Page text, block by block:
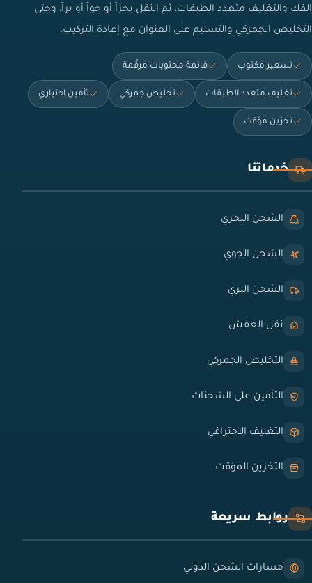
الفك والتغليف متعدد الطبقات، ثم النقل بحراً أو جواً أو براً، وحتى
التخليص الجمركي والتسليم على العنوان مع إعادة التركيب.
تسعير مكتوب قائمة محتويات مرقّمة
تغليف متعدد الطبقات تخليص جمركي تأمين اختياري
تخزين مؤقت
خدماتنا
الشحن البحري
الشحن الجوي
الشحن البري
نقل العفش
التخليص الجمركي
التأمين على الشحنات
التغليف الاحترافي
التخزين المؤقت
روابط سريعة
مسارات الشحن الدولي